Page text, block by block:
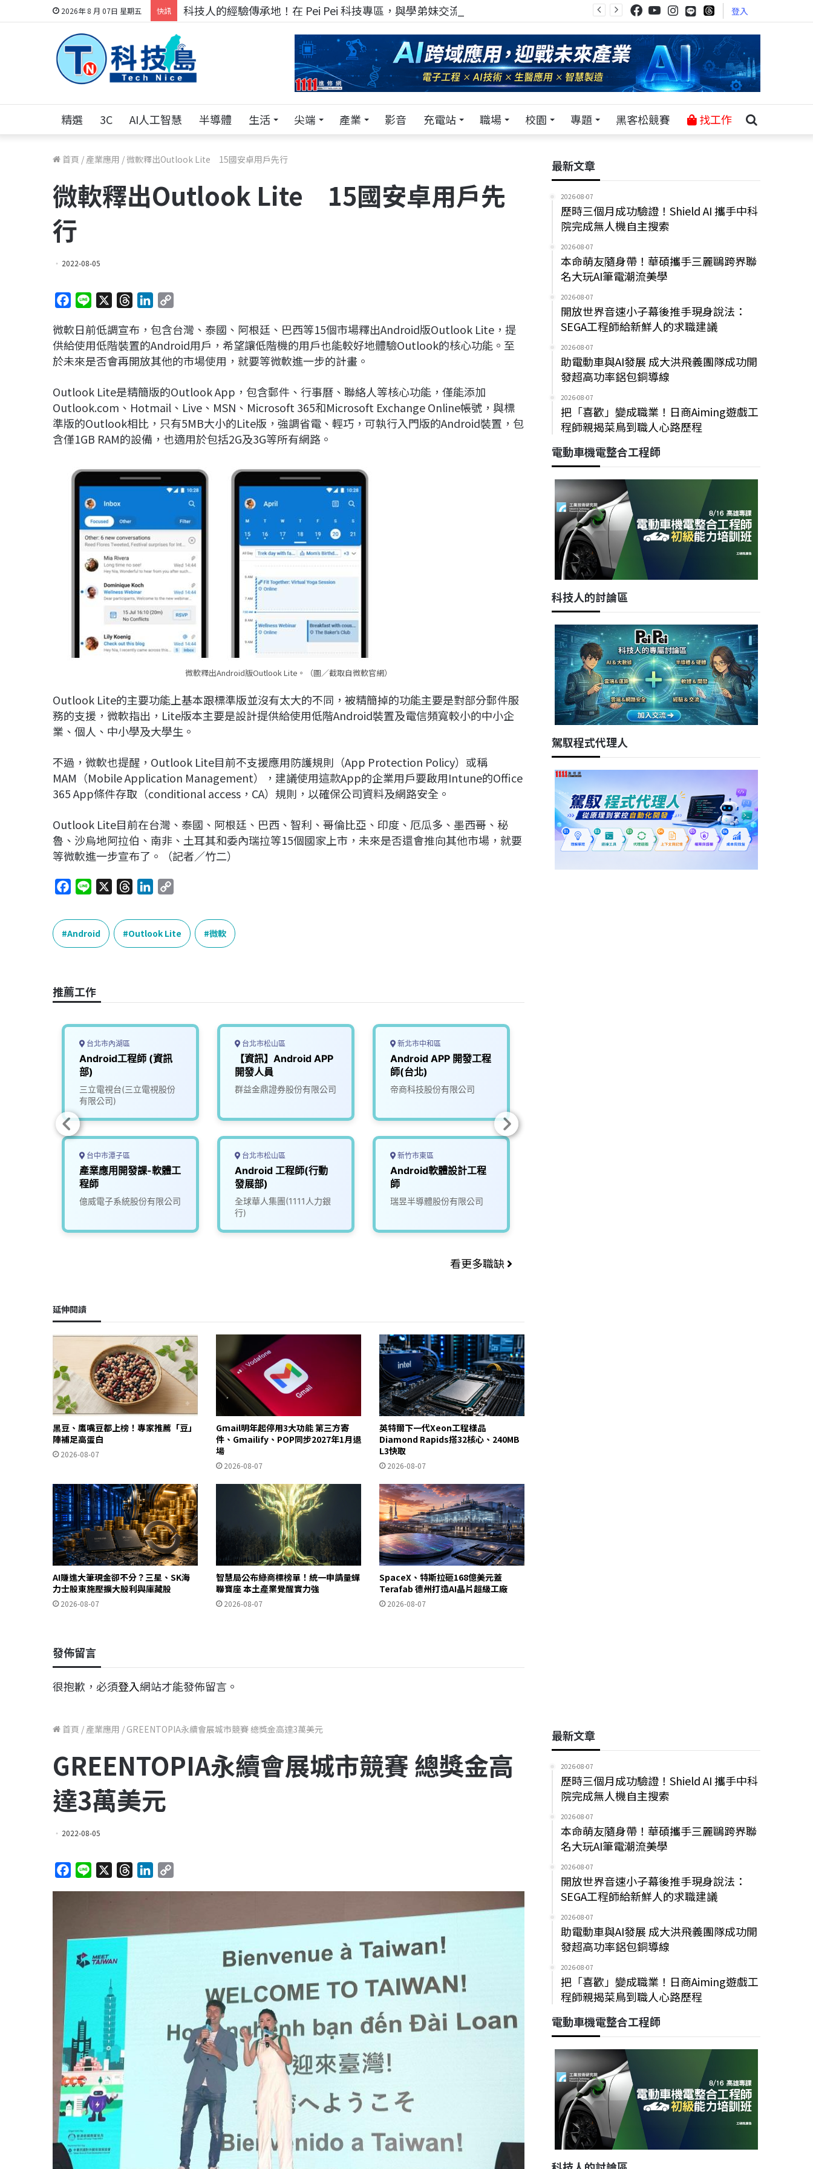
2026年 8 月 07日 星期五 快訊 科技人的經驗傳承地！在 Pei Pei 科技專區，與學弟妹交流最硬核的技術 登入
精選 3C AI人工智慧 半導體 生活 尖端 產業 影音 充電站 職場 校園 專題 黑客松競賽 找工作
首頁 / 產業應用 /微軟釋出Outlook Lite 15國安卓用戶先行
微軟釋出Outlook Lite 15國安卓用戶先
行
2022-08-05
c
e
b
o
k
n
e
r
e
a
s
n
k
e
I
n
p
y
L
n
k
微軟日前低調宣布，包含台灣、泰國、阿根廷、巴西等15個市場釋出Android版Outlook Lite，提
供給使用低階裝置的Android用戶，希望讓低階機的用戶也能較好地體驗Outlook的核心功能。至
於未來是否會再開放其他的市場使用，就要等微軟進一步的計畫。
Outlook Lite是精簡版的Outlook App，包含郵件、行事曆、聯絡人等核心功能，僅能添加
Outlook.com、Hotmail、Live、MSN、Microsoft 365和Microsoft Exchange Online帳號，與標
準版的Outlook相比，只有5MB大小的Lite版，強調省電、輕巧，可執行入門版的Android裝置，包
含僅1GB RAM的設備，也適用於包括2G及3G等所有網路。
微軟釋出Android版Outlook Lite。（圖／截取自微軟官網）
Outlook Lite的主要功能上基本跟標準版並沒有太大的不同，被精簡掉的功能主要是對部分郵件服
務的支援，微軟指出，Lite版本主要是設計提供給使用低階Android裝置及電信頻寬較小的中小企
業、個人、中小學及大學生。
不過，微軟也提醒，Outlook Lite目前不支援應用防護規則（App Protection Policy）或稱
MAM（Mobile Application Management），建議使用這款App的企業用戶要啟用Intune的Office
365 App條件存取（conditional access，CA）規則，以確保公司資料及網路安全。
Outlook Lite目前在台灣、泰國、阿根廷、巴西、智利、哥倫比亞、印度、厄瓜多、墨西哥、秘
魯、沙烏地阿拉伯、南非、土耳其和委內瑞拉等15個國家上市，未來是否還會推向其他市場，就要
等微軟進一步宣布了。（記者／竹二）
c
e
b
k
n
e
r
e
a
n
k
e
p
y
L
Android Outlook Lite 微軟
推薦工作
台北市內湖區
Android工程師 (資訊
部)
三立電視台(三立電視股份
有限公司)
台中市潭子區
產業應用開發課-軟體工
程師
億威電子系統股份有限公司
台北市松山區
【資訊】Android APP
開發人員
群益金鼎證券股份有限公司
台北市松山區
Android 工程師(行動
發展部)
全球華人集團(1111人力銀
行)
新北市中和區
Android APP 開發工程
師(台北)
帝商科技股份有限公司
新竹市東區
Android軟體設計工程
師
瑞昱半導體股份有限公司
看更多職缺
延伸閱讀
黑豆、鷹嘴豆都上榜！專家推薦「豆」
陣補足高蛋白
2026-08-07
Gmail明年起停用3大功能 第三方寄
件、Gmailify、POP同步2027年1月退
場
2026-08-07
英特爾下一代Xeon工程樣品
Diamond Rapids搭32核心、240MB
L3快取
2026-08-07
AI賺進大筆現金卻不分？三星、SK海
力士股東施壓擴大股利與庫藏股
2026-08-07
智慧局公布綠商標榜單！統一申請量蟬
聯寶座 本土產業覺醒實力強
2026-08-07
SpaceX、特斯拉砸168億美元蓋
Terafab 德州打造AI晶片超級工廠
2026-08-07
發佈留言
很抱歉，必須登入網站才能發佈留言。
最新文章
2026-08-07
歷時三個月成功驗證！Shield AI 攜手中科
院完成無人機自主搜索
2026-08-07
本命萌友隨身帶！華碩攜手三麗鷗跨界聯
名大玩AI筆電潮流美學
2026-08-07
開放世界音速小子幕後推手現身說法：
SEGA工程師給新鮮人的求職建議
2026-08-07
助電動車與AI發展 成大洪飛義團隊成功開
發超高功率鋁包銅導線
2026-08-07
把「喜歡」變成職業！日商Aiming遊戲工
程師親揭菜鳥到職人心路歷程
電動車機電整合工程師
科技人的討論區
駕馭程式代理人